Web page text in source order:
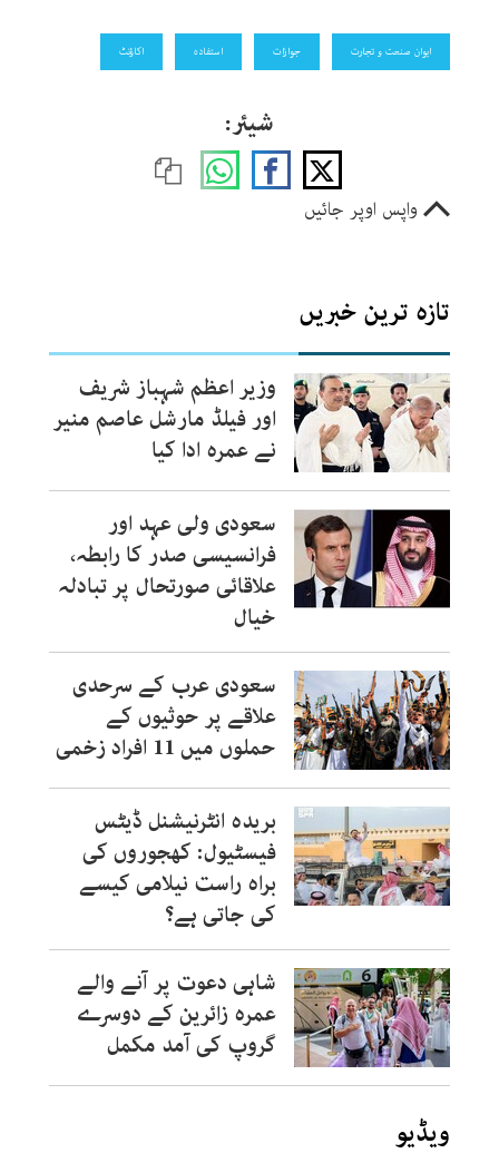
ایوان صنعت و تجارت جوازات استفادہ اکاﺅنٹ
شیئر:
واپس اوپر جائیں
تازہ ترین خبریں
وزیر اعظم شہباز شریف
اور فیلڈ مارشل عاصم منیر
نے عمرہ ادا کیا
سعودی ولی عہد اور
فرانسیسی صدر کا رابطہ،
علاقائی صورتحال پر تبادلہ
خیال
سعودی عرب کے سرحدی
علاقے پر حوثیوں کے
حملوں میں 11 افراد زخمی
بریدہ انٹرنیشنل ڈیٹس
فیسٹیول: کھجوروں کی
براہ راست نیلامی کیسے
کی جاتی ہے؟
شاہی دعوت پر آنے والے
عمرہ زائرین کے دوسرے
گروپ کی آمد مکمل
ویڈیو